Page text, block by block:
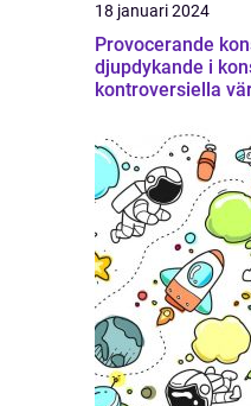
18 januari 2024
Provocerande
djupdykande i
kontroversiella